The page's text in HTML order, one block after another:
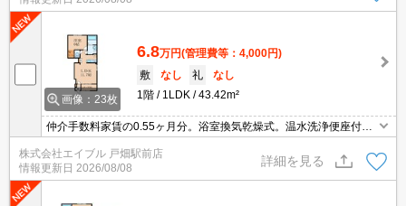
画像：23枚
6.8万円(管理費等：4,000円)
敷
なし 礼
なし
1階
1LDK 43.42m²
仲介手数料家賃の0.55ヶ月分。浴室換気乾燥式。温水洗浄便座付
株式会社エイブル 戸畑駅前店
情報更新日 2026/08/08
詳細を見る